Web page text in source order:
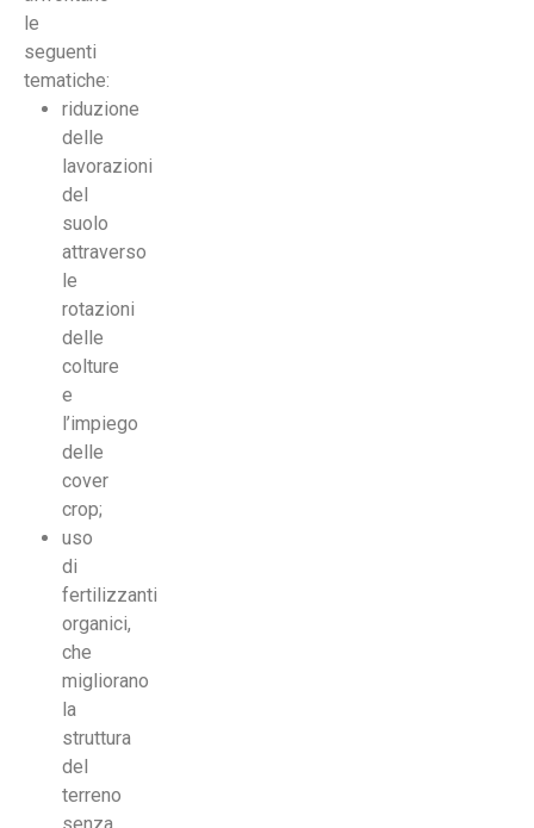
le
seguenti
tematiche:
riduzione
delle
lavorazioni
del
suolo
attraverso
le
rotazioni
delle
colture
e
l’impiego
delle
cover
crop;
uso
di
fertilizzanti
organici,
che
migliorano
la
struttura
del
terreno